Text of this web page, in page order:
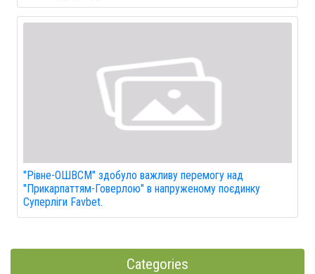
"Рівне-ОШВСМ" здобуло важливу перемогу над
"Прикарпаттям-Говерлою" в напруженому поєдинку
Суперліги Favbet.
Categories